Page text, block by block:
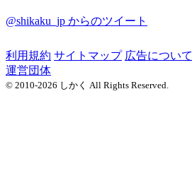
@shikaku_jp からのツイート
利用規約 サイトマップ 広告について
運営団体
© 2010-2026 しかく All Rights Reserved.